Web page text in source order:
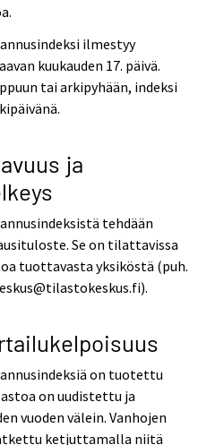
ilmestyy
kuukauden 17. päivä.
tai arkipyhään, indeksi
ja
tehdään
Se on tilattavissa
tuottavasta yksiköstä (puh.
on tuotettu
on uudistettu ja
vuoden välein. Vanhojen
ketjuttamalla niitä